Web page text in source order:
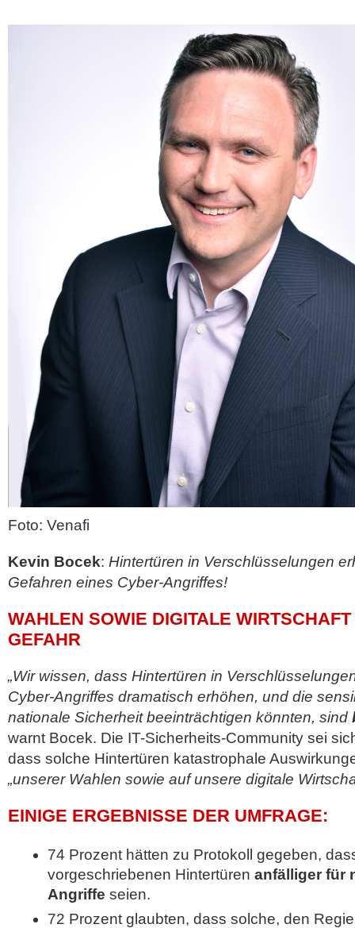
Foto: Venafi
Kevin Bocek: Hintertüren in Verschlüsselungen
Gefahren eines Cyber-Angriffes!
WAHLEN SOWIE DIGITALE
GEFAHR
„Wir wissen, dass Hintertüren in
Cyber-Angriffes dramatisch erhöhen, und die
nationale Sicherheit beeinträchtigen könnten, sind
warnt Bocek. Die IT-Sicherheits-Community sei
dass solche Hintertüren katastrophale
„unserer Wahlen sowie auf unsere digitale
EINIGE ERGEBNISSE DER UMFRAGE:
74 Prozent hätten zu Protokoll gegeben,
vorgeschriebenen Hintertüren anfälliger für
Angriffe seien.
72 Prozent glaubten, dass solche, den